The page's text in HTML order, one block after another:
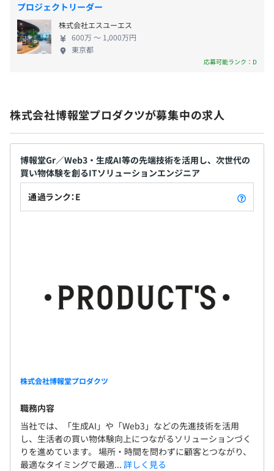
社会保険完備（健康保険・厚生年金加入・雇用保険・労災
保険）
無期雇用
9カ月（条件などの変更はありません）
能力を最大限に発揮してほしい。そのための「育成
の仕組みと文化」、さまざまな制度や施策、環境が
整っています。
プロジェクトリーダー
株式会社エスユーエス
600万 〜 1,000万円
東京都
応募可能ランク：D
株式会社博報堂プロダクツが募集中の求人
博報堂Gr／Web3・生成AI等の先端技術を活用し、次世代の
買い物体験を創るITソリューションエンジニア
通過ランク：E
株式会社博報堂プロダクツ
職務内容
当社では、「生成AI」や「Web3」などの先進技術を活用
し、生活者の買い物体験向上につながるソリューションづく
りを進めています。 場所・時間を問わずに顧客とつながり、
最適なタイミングで最適... 詳しく見る